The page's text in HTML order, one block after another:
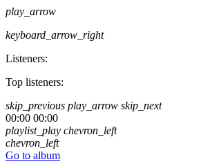
play_arrow
keyboard_arrow_right
Listeners:
Top listeners:
skip_previous play_arrow skip_next
00:00 00:00
playlist_play chevron_left
chevron_left
Go to album